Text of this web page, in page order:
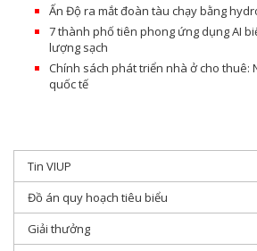
Ấn Độ ra mắt đoàn tàu chạy bằng
7 thành phố tiên phong ứng dụng AI
lượng sạch
Chính sách phát triển nhà ở cho thuê:
quốc tế
Tin VIUP
Đồ án quy hoạch tiêu biểu
Giải thưởng